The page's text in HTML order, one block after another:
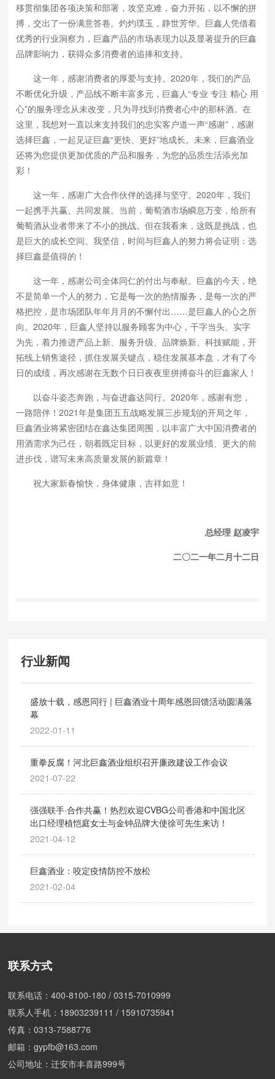
移贯彻集团各项决策和部署，攻坚克难，奋力开拓，以不懈的拼
搏，交出了一份满意答卷。灼灼璞玉，静世芳华。巨鑫人凭借着
优秀的行业洞察力，巨鑫产品的市场表现力以及显著提升的巨鑫
品牌影响力，获得众多消费者的追捧和支持。
这一年，感谢消费者的厚爱与支持。2020年，我们的产品
不断优化升级，产品线不断丰富多元，巨鑫人“专业 专注 精心 用
心”的服务理念从未改变，只为寻找到消费者心中的那杯酒。在
这里，我想对一直以来支持我们的忠实客户道一声“感谢”，感谢
选择巨鑫，一起见证巨鑫“更快、更好”地成长。未来，巨鑫酒业
还将为您提供更加优质的产品和服务，为您的品质生活添光加
彩！
这一年，感谢广大合作伙伴的选择与坚守。2020年，我们
一起携手共赢、共同发展。当前，葡萄酒市场瞬息万变，给所有
葡萄酒从业者带来了不小的挑战。但在我看来，这既是挑战，也
是巨大的成长空间。我坚信，时间与巨鑫人的努力将会证明：选
择巨鑫是值得的！
这一年，感谢公司全体同仁的付出与奉献。巨鑫的今天，绝
不是简单一个人的努力，它是每一次的热情服务，是每一次的严
格把控，是市场团队年年月月的不懈付出……是巨鑫人的心之所
向。2020年，巨鑫人坚持以服务顾客为中心，干字当头、实字
为先，着力推进产品上新、服务升级、品牌焕新、科技赋能，开
拓线上销售途径，抓住发展关键点，稳住发展基本盘，才有了今
日的成绩，再次感谢在无数个日日夜夜里拼搏奋斗的巨鑫家人！
以奋斗姿态奔跑，与奋进鑫达同行。2020年，感谢有您，
一路陪伴！2021年是集团五五战略发展三步规划的开局之年，
巨鑫酒业将紧密团结在鑫达集团周围，以丰富广大中国消费者的
用酒需求为己任，朝着既定目标，以更好的发展业绩、更大的前
进步伐，谱写未来高质量发展的新篇章！
祝大家新春愉快，身体健康，吉祥如意！
总经理 赵凌宇
二〇二一年二月十二日
行业新闻
盛放十载，感恩同行 | 巨鑫酒业十周年感恩回馈活动圆满落
幕
2022-01-11
重拳反腐！河北巨鑫酒业组织召开廉政建设工作会议
2021-07-22
强强联手·合作共赢！热烈欢迎CVBG公司香港和中国北区
出口经理植恺庭女士与金钟品牌大使徐可先生来访！
2021-04-12
巨鑫酒业：咬定疫情防控不放松
2021-02-04
联系方式
联系电话：400-8100-180/0315-7010999
联系人手机： 18903239111 / 15910735941
传真：0313-7588776
邮箱：gypfb@163.com
公司地址：迁安市丰喜路999号